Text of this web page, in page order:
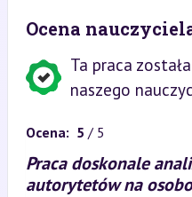
Ocena
Ta praca
naszego
Ocena: 5 / 5
Praca doskonale
autorytetów na